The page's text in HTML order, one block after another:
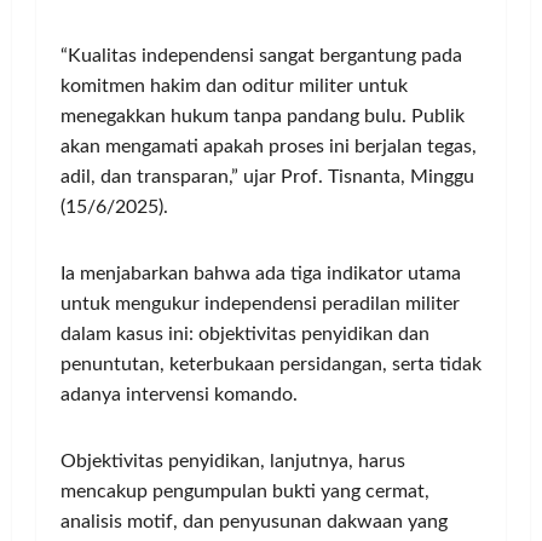
“Kualitas independensi sangat bergantung pada
komitmen hakim dan oditur militer untuk
menegakkan hukum tanpa pandang bulu. Publik
akan mengamati apakah proses ini berjalan tegas,
adil, dan transparan,” ujar Prof. Tisnanta, Minggu
(15/6/2025).
Ia menjabarkan bahwa ada tiga indikator utama
untuk mengukur independensi peradilan militer
dalam kasus ini: objektivitas penyidikan dan
penuntutan, keterbukaan persidangan, serta tidak
adanya intervensi komando.
Objektivitas penyidikan, lanjutnya, harus
mencakup pengumpulan bukti yang cermat,
analisis motif, dan penyusunan dakwaan yang